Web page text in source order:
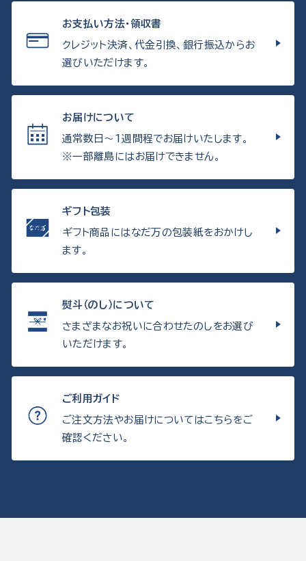
お支払い方法・領収書
クレジット決済、代金引換、銀行振込からお
選びいただけます。
お届けについて
通常数日〜1週間程でお届けいたします。
※一部離島にはお届けできません。
ギフト包装
ギフト商品にはなだ万の包装紙をおかけし
ます。
熨斗（のし）について
さまざまなお祝いに合わせたのしをお選び
いただけます。
ご利用ガイド
ご注文方法やお届けについてはこちらをご
確認ください。